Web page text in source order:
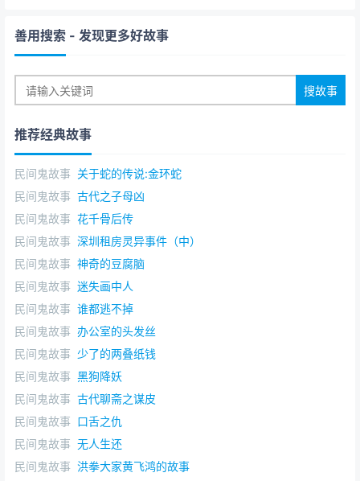
善用搜索 - 发现更多好故事
推荐经典故事
民间鬼故事 关于蛇的传说:金环蛇
民间鬼故事 古代之子母凶
民间鬼故事 花千骨后传
民间鬼故事 深圳租房灵异事件（中）
民间鬼故事 神奇的豆腐脑
民间鬼故事 迷失画中人
民间鬼故事 谁都逃不掉
民间鬼故事 办公室的头发丝
民间鬼故事 少了的两叠纸钱
民间鬼故事 黑狗降妖
民间鬼故事 古代聊斋之谋皮
民间鬼故事 口舌之仇
民间鬼故事 无人生还
民间鬼故事 洪拳大家黄飞鸿的故事